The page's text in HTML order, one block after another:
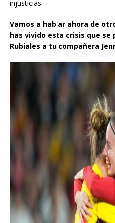
injusticias.
Vamos a hablar ahora de
has vivido esta crisis que se
Rubiales a tu compañera